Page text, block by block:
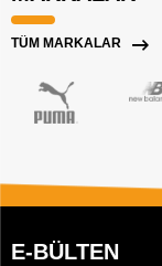
TÜM MARKALAR
E-BÜLTEN